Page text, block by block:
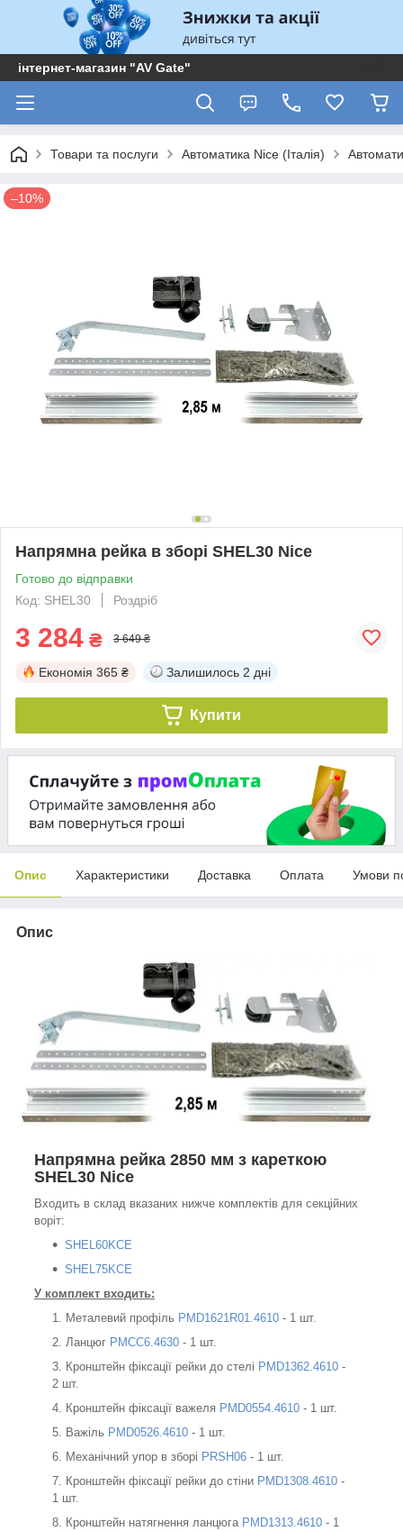
інтернет-магазин "AV Gate"
Товари та послуги Автоматика Nice (Італія)
–10%
Напрямна рейка в зборі SHEL30 Nice
Готово до відправки
Код: SHEL30
Роздріб
3 284 ₴ 3 649 ₴
Економія 365 ₴ Залишилось 2 дні
Купити
Опис Характеристики Доставка Оплата Умови
Опис
Напрямна рейка 2850 мм з кареткою
SHEL30 Nice
Входить в склад вказаних нижче комплектів для секційних
воріт:
SHEL60KCE
SHEL75KCE
У комплект входить:
Металевий профіль PMD1621R01.4610 - 1 шт.
Ланцюг PMCC6.4630 - 1 шт.
Кронштейн фіксації рейки до стелі PMD1362.4610 -
2 шт.
Кронштейн фіксації важеля PMD0554.4610 - 1 шт.
Важіль PMD0526.4610 - 1 шт.
Механічний упор в зборі PRSH06 - 1 шт.
Кронштейн фіксації рейки до стіни PMD1308.4610 -
1 шт.
Кронштейн натягнення ланцюга PMD1313.4610 - 1